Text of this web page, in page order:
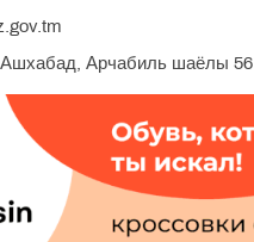
Арчабиль шаёлы 56